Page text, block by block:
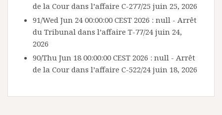
de la Cour dans l’affaire C-277/25 juin 25, 2026
91/Wed Jun 24 00:00:00 CEST 2026 : null - Arrêt
du Tribunal dans l’affaire T-77/24 juin 24,
2026
90/Thu Jun 18 00:00:00 CEST 2026 : null - Arrêt
de la Cour dans l’affaire C-522/24 juin 18, 2026